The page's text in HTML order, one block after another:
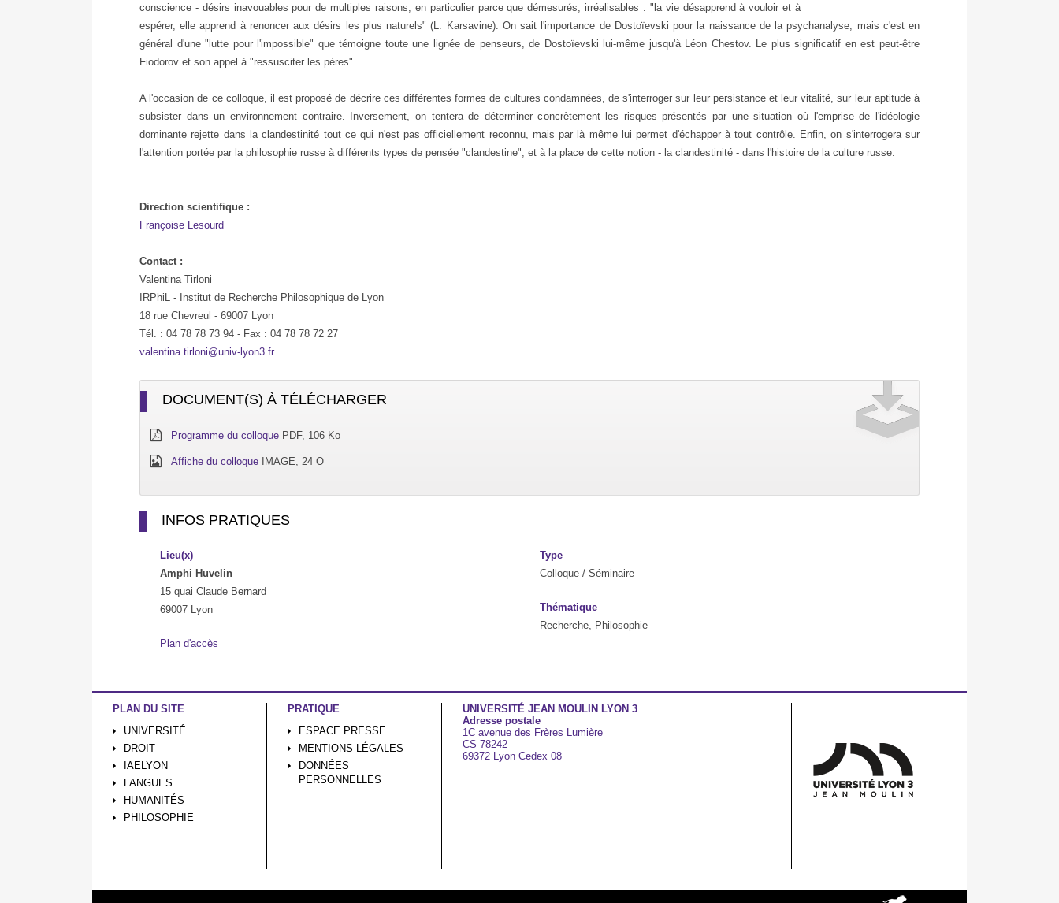
conscience - désirs inavouables pour de multiples raisons, en particulier parce que démesurés, irréalisables : "la vie désapprend à vouloir et à
espérer, elle apprend à renoncer aux désirs les plus naturels" (L. Karsavine). On sait l'importance de Dostoïevski pour la naissance de la psychanalyse, mais c'est en
général d'une "lutte pour l'impossible" que témoigne toute une lignée de penseurs, de Dostoïevski lui-même jusqu'à Léon Chestov. Le plus significatif en est peut-être
Fiodorov et son appel à "ressusciter les pères".
A l'occasion de ce colloque, il est proposé de décrire ces différentes formes de cultures condamnées, de s'interroger sur leur persistance et leur vitalité, sur leur aptitude à
subsister dans un environnement contraire. Inversement, on tentera de déterminer concrètement les risques présentés par une situation où l'emprise de l'idéologie
dominante rejette dans la clandestinité tout ce qui n'est pas officiellement reconnu, mais par là même lui permet d'échapper à tout contrôle. Enfin, on s'interrogera sur
l'attention portée par la philosophie russe à différents types de pensée "clandestine", et à la place de cette notion - la clandestinité - dans l'histoire de la culture russe.
Direction scientifique :
Françoise Lesourd
Contact :
Valentina Tirloni
IRPhiL - Institut de Recherche Philosophique de Lyon
18 rue Chevreul - 69007 Lyon
Tél. : 04 78 78 73 94 - Fax : 04 78 78 72 27
valentina.tirloni@univ-lyon3.fr
DOCUMENT(S) À TÉLÉCHARGER
Programme du colloque PDF, 106 Ko
Affiche du colloque IMAGE, 24 O
INFOS PRATIQUES
Lieu(x)
Amphi Huvelin
15 quai Claude Bernard
69007 Lyon
Plan d'accès
Type
Colloque / Séminaire
Thématique
Recherche, Philosophie
PLAN DU SITE
UNIVERSITÉ
DROIT
IAELYON
LANGUES
HUMANITÉS
PHILOSOPHIE
PRATIQUE
ESPACE PRESSE
MENTIONS LÉGALES
DONNÉES
PERSONNELLES
UNIVERSITÉ JEAN MOULIN LYON 3
Adresse postale
1C avenue des Frères Lumière
CS 78242
69372 Lyon Cedex 08